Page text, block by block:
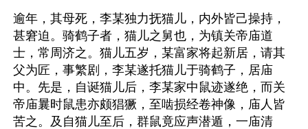
逾年，其母死，李某独力抚猫儿，内外皆己操持，
甚窘迫。骑鹤子者，猫儿之舅也，为镇关帝庙道
士，常周济之。猫儿五岁，某富家将起新居，请其
父为匠，事繁剧，李某遂托猫儿于骑鹤子，居庙
中。先是，自诞猫儿后，李某家中鼠迹遂绝，而关
帝庙曩时鼠患亦颇猖獗，至啮损经卷神像，庙人皆
苦之。及自猫儿至后，群鼠竟应声潜遁，一庙清